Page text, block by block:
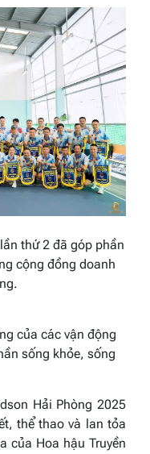
thứ 2 đã góp phần
cộng đồng doanh
của các vận động
sống khỏe, sống
Hải Phòng 2025
thể thao và lan tỏa
của Hoa hậu Truyền